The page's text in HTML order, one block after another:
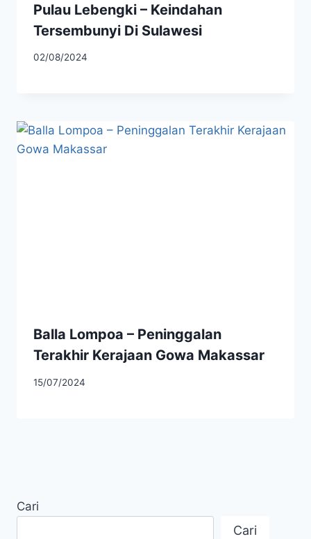
Pulau Lebengki – Keindahan
Tersembunyi Di Sulawesi
02/08/2024
Balla Lompoa – Peninggalan
Terakhir Kerajaan Gowa Makassar
15/07/2024
Cari
Cari